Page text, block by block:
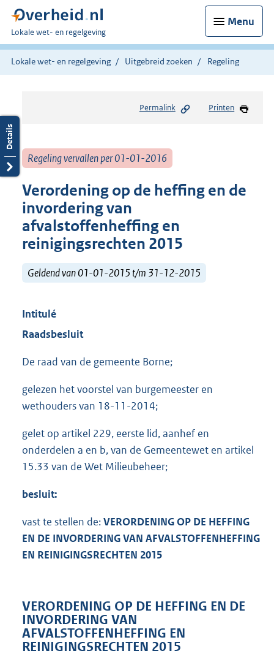
Menu
U
bent
hier:
Lokale wet- en regelgeving
Lokale wet- en regelgeving Uitgebreid zoeken Regeling
Permalink Printen
Regeling vervallen per 01-01-2016
Verordening op de heffing en de
invordering van
afvalstoffenheffing en
reinigingsrechten 2015
Geldend van 01-01-2015 t/m 31-12-2015
Intitulé
Raadsbesluit
De raad van de gemeente Borne;
gelezen het voorstel van burgemeester en
wethouders van 18-11-2014;
gelet op artikel 229, eerste lid, aanhef en
onderdelen a en b, van de Gemeentewet en artikel
15.33 van de Wet Milieubeheer;
besluit:
vast te stellen de:VERORDENING OP DE HEFFING
EN DE INVORDERING VAN AFVALSTOFFENHEFFING
EN REINIGINGSRECHTEN 2015
VERORDENING OP DE HEFFING EN DE
INVORDERING VAN
AFVALSTOFFENHEFFING EN
REINIGINGSRECHTEN 2015